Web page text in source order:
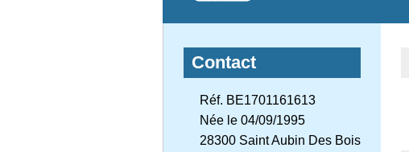
Contact
Réf. BE1701161613
Née le 04/09/1995
28300 Saint Aubin Des Bois